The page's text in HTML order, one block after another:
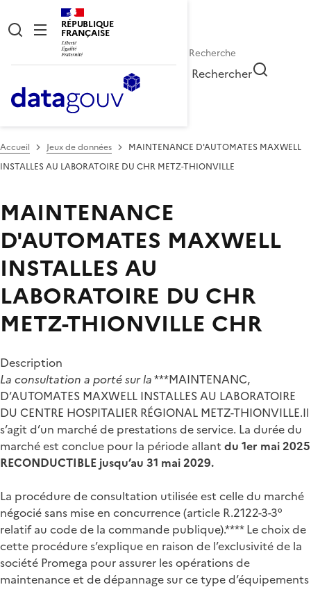
RÉPUBLIQUE
FRANÇAISE
Rechercher
Accueil Jeux de données
MAINTENANCE D'AUTOMATES MAXWELL
INSTALLES AU LABORATOIRE DU CHR METZ-THIONVILLE
MAINTENANCE
D'AUTOMATES MAXWELL
INSTALLES AU
LABORATOIRE DU CHR
METZ-THIONVILLE CHR
Description
La consultation a porté sur la***MAINTENANC,
D’AUTOMATES MAXWELL INSTALLES AU LABORATOIRE
DU CENTRE HOSPITALIER RÉGIONAL METZ-THIONVILLE.Il
s’agit d’un marché de prestations de service. La durée du
marché est conclue pour la période allant du 1er mai 2025
RECONDUCTIBLE jusqu’au 31 mai 2029.
La procédure de consultation utilisée est celle du marché
négocié sans mise en concurrence (article R.2122-3-3°
relatif au code de la commande publique).**** Le choix de
cette procédure s’explique en raison de l’exclusivité de la
société Promega pour assurer les opérations de
maintenance et de dépannage sur ce type d’équipements